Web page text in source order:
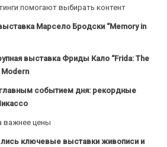
помогают выбирать контент
Марсело Бродски “Memory in
выставка Фриды Кало “Frida: The
Modern
событием дня: рекордные
важнее цены
ключевые выставки живописи и